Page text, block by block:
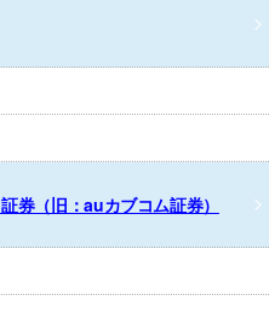
券（旧：auカブコム証券）